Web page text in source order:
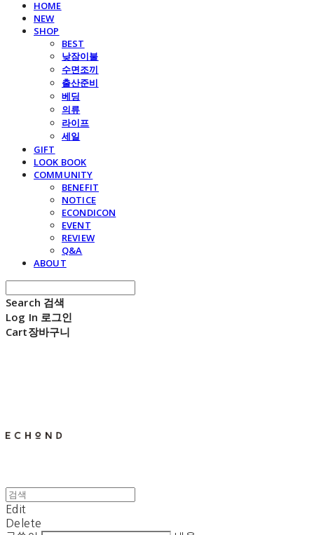
HOME
NEW
SHOP
BEST
낮잠이불
수면조끼
출산준비
베딩
의류
라이프
세일
GIFT
LOOK BOOK
COMMUNITY
BENEFIT
NOTICE
ECONDICON
EVENT
REVIEW
Q&A
ABOUT
Search 검색
Log In 로그인
Cart장바구니
Edit
Delete